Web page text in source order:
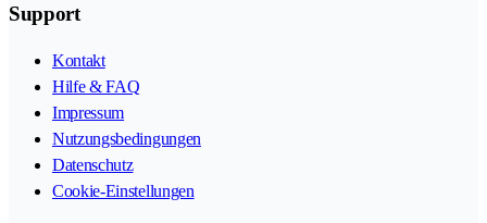
Support
Kontakt
Hilfe & FAQ
Impressum
Nutzungsbedingungen
Datenschutz
Cookie-Einstellungen